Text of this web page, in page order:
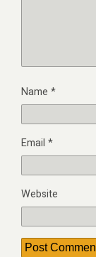
Name *
Email *
Website